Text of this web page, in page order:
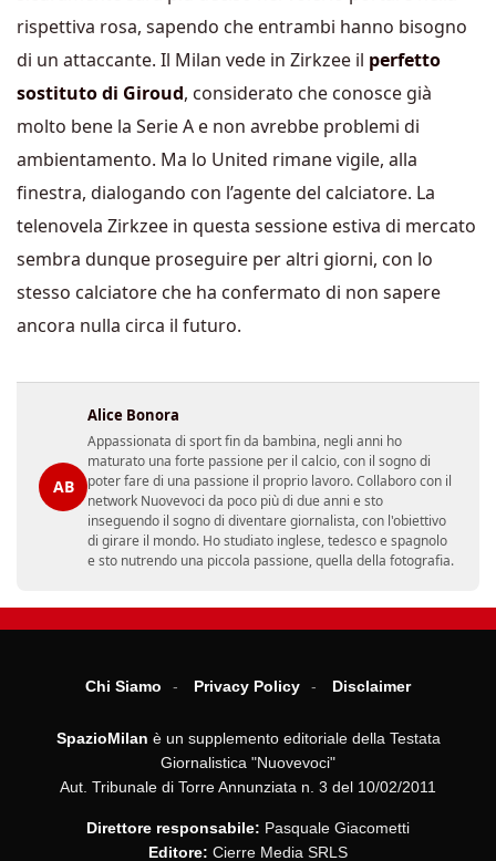
rispettiva rosa, sapendo che entrambi hanno bisogno
di un attaccante. Il Milan vede in Zirkzee il perfetto
sostituto di Giroud, considerato che conosce già
molto bene la Serie A e non avrebbe problemi di
ambientamento. Ma lo United rimane vigile, alla
finestra, dialogando con l’agente del calciatore. La
telenovela Zirkzee in questa sessione estiva di mercato
sembra dunque proseguire per altri giorni, con lo
stesso calciatore che ha confermato di non sapere
ancora nulla circa il futuro.
AB
Alice Bonora
Appassionata di sport fin da bambina, negli anni ho
maturato una forte passione per il calcio, con il sogno di
poter fare di una passione il proprio lavoro. Collaboro con il
network Nuovevoci da poco più di due anni e sto
inseguendo il sogno di diventare giornalista, con l'obiettivo
di girare il mondo. Ho studiato inglese, tedesco e spagnolo
e sto nutrendo una piccola passione, quella della fotografia.
Chi Siamo Privacy Policy Disclaimer
SpazioMilan è un supplemento editoriale della Testata
Giornalistica "Nuovevoci"
Aut. Tribunale di Torre Annunziata n. 3 del 10/02/2011
Direttore responsabile: Pasquale Giacometti
Editore: Cierre Media SRLS